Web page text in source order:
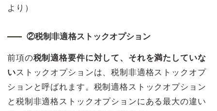
より）
②税制非適格ストックオプション
前項の税制適格要件に対して、それを満たしていな
いストックオプションは、税制非適格ストックオプ
ションと呼ばれます。税制適格ストックオプション
と税制非適格ストックオプションにある最大の違い